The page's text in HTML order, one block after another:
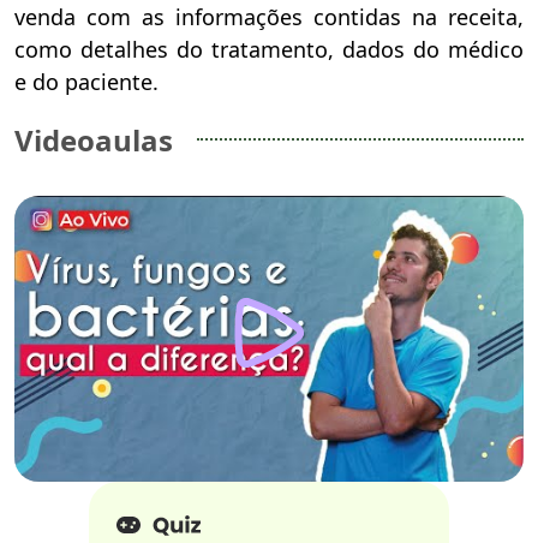
venda com as informações contidas na receita,
como detalhes do tratamento, dados do médico
e do paciente.
Videoaulas